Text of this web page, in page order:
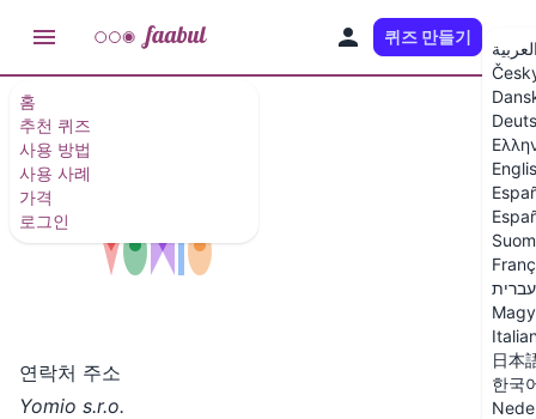
홈
추천 퀴즈
사용 방법
사용 사례
가격
로그인
퀴즈 만들기
עברית
日本
한국
연락처
연락처 주소
Yomio s.r.o.